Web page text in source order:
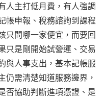
人主打低月費，有人強調
帳申報、稅務諮詢到課程
只問哪一家便宜，而要回
只是剛開始試營運、交易
與人事支出，基本記帳服
仍需清楚知道服務邊界，
否協助判斷進項憑證、是